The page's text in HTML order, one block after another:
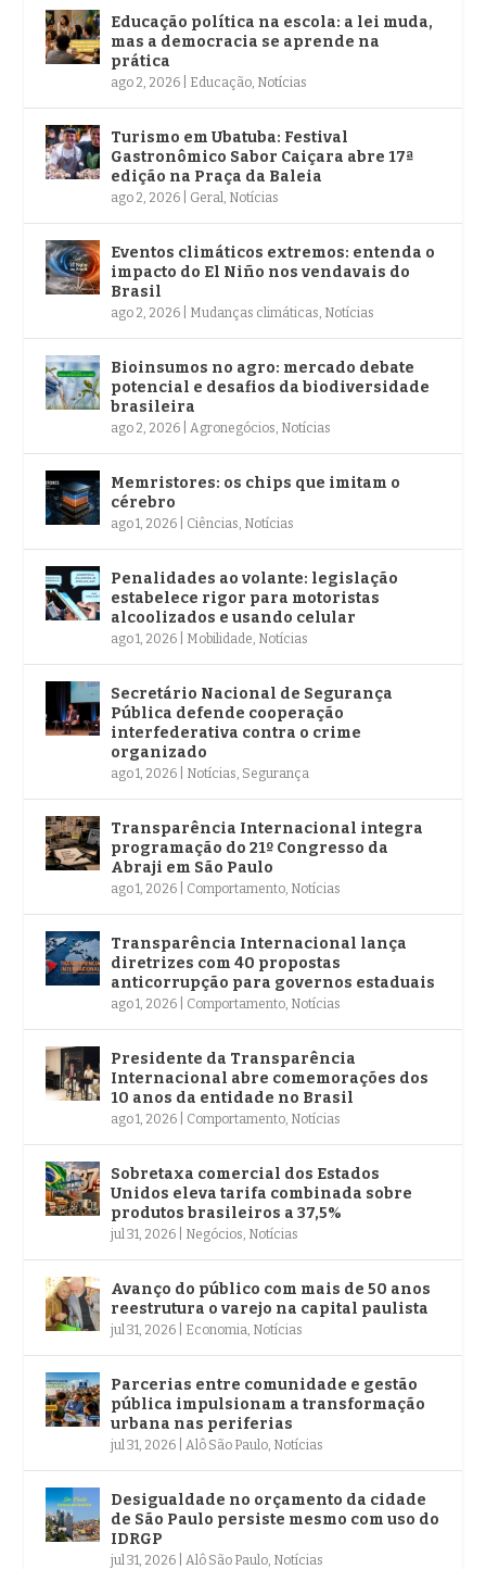
Educação política na escola: a lei muda,
mas a democracia se aprende na
prática
ago 2, 2026 Educação Notícias
Turismo em Ubatuba: Festival
Gastronômico Sabor Caiçara abre 17ª
edição na Praça da Baleia
ago 2, 2026 Geral Notícias
Eventos climáticos extremos: entenda o
impacto do El Niño nos vendavais do
Brasil
ago 2, 2026 Mudanças climáticas Notícias
Bioinsumos no agro: mercado debate
potencial e desafios da biodiversidade
brasileira
ago 2, 2026 Agronegócios Notícias
Memristores: os chips que imitam o
cérebro
ago 1, 2026 Ciências Notícias
Penalidades ao volante: legislação
estabelece rigor para motoristas
alcoolizados e usando celular
ago 1, 2026 Mobilidade Notícias
Secretário Nacional de Segurança
Pública defende cooperação
interfederativa contra o crime
organizado
ago 1, 2026 Notícias Segurança
Transparência Internacional integra
programação do 21º Congresso da
Abraji em São Paulo
ago 1, 2026 Comportamento Notícias
Transparência Internacional lança
diretrizes com 40 propostas
anticorrupção para governos estaduais
ago 1, 2026 Comportamento Notícias
Presidente da Transparência
Internacional abre comemorações dos
10 anos da entidade no Brasil
ago 1, 2026 Comportamento Notícias
Sobretaxa comercial dos Estados
Unidos eleva tarifa combinada sobre
produtos brasileiros a 37,5%
jul 31, 2026 Negócios Notícias
Avanço do público com mais de 50 anos
reestrutura o varejo na capital paulista
jul 31, 2026 Economia Notícias
Parcerias entre comunidade e gestão
pública impulsionam a transformação
urbana nas periferias
jul 31, 2026 Alô São Paulo Notícias
Desigualdade no orçamento da cidade
de São Paulo persiste mesmo com uso do
IDRGP
jul 31, 2026 Alô São Paulo Notícias